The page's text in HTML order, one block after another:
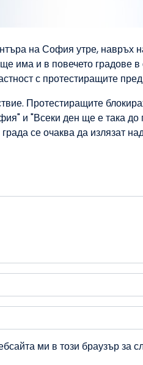
на София утре, навръх
има и в повечето градове
с протестиращите
Протестиращите
и "Всеки ден ще е така до
се очаква да излязат
ми в този браузър за